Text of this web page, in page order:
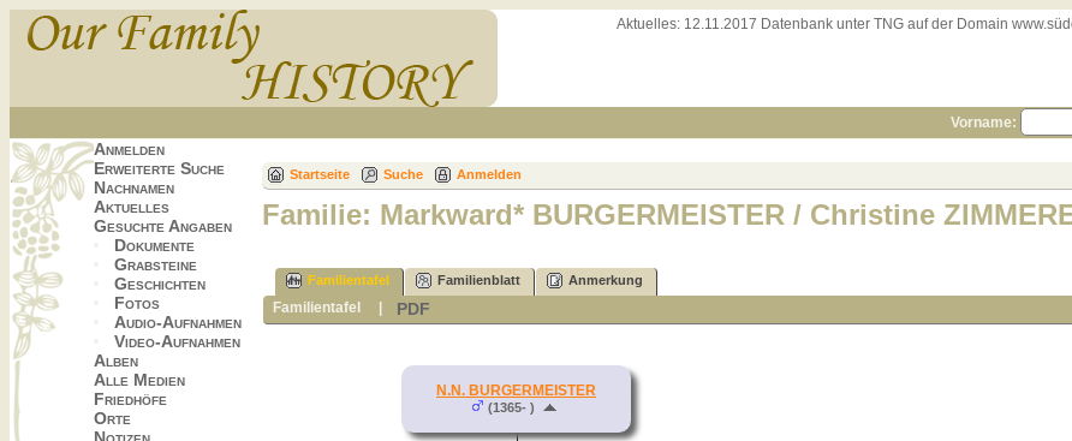
Aktuelles: 12.11.2017 Datenbank unter TNG auf der Domain
Vorname:
Anmelden
Erweiterte Suche
Nachnamen
Aktuelles
Gesuchte Angaben
Dokumente
Grabsteine
Geschichten
Fotos
Audio-Aufnahmen
Video-Aufnahmen
Alben
Alle Medien
Friedhöfe
Orte
Startseite Suche Anmelden
Familie: Markward* BURGERMEISTER / Christine
Familientafel Familienblatt Anmerkung
Familientafel PDF
N.N. BURGERMEISTER
(1365- )